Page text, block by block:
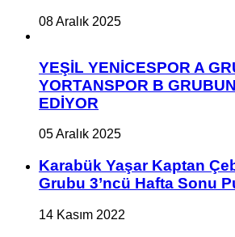
08 Aralık 2025
YEŞİL YENİCESPOR A
YORTANSPOR B
EDİYOR
05 Aralık 2025
Karabük Yaşar Kaptan
Grubu 3’ncü Hafta Sonu
14 Kasım 2022